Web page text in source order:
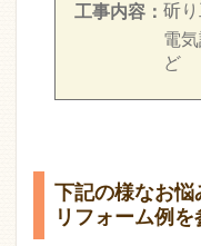
工事内容： 斫
電
ど
下記の様なお
リフォーム例